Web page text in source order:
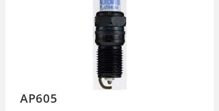
AP605